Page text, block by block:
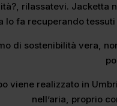
rilassatevi. Jacketta
lo fa recuperando
di sostenibilità vera,
viene realizzato in
nell’aria, proprio